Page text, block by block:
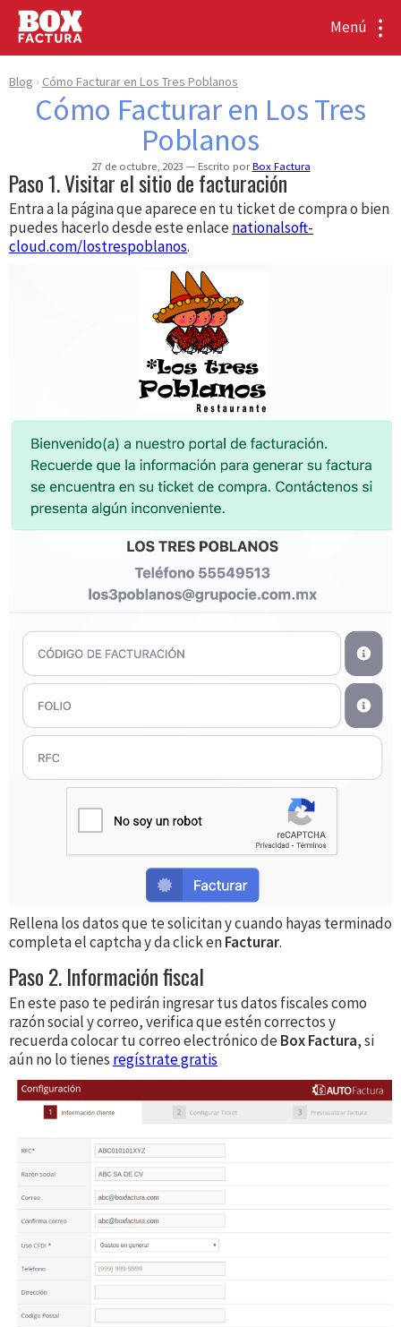
Menú
Blog Cómo Facturar en Los Tres Poblanos
Cómo Facturar en Los Tres
Poblanos
27 de octubre, 2023 Escrito porBox Factura
Paso 1. Visitar el sitio de facturación
Entra a la página que aparece en tu ticket de compra o bien
puedes hacerlo desde este enlacenationalsoft-
cloud.com/lostrespoblanos.
Rellena los datos que te solicitan y cuando hayas terminado
completa el captcha y da click enFacturar.
Paso 2. Información fiscal
En este paso te pedirán ingresar tus datos fiscales como
razón social y correo, verifica que estén correctos y
recuerda colocar tu correo electrónico deBox Factura, si
aún no lo tienes regístrate gratis